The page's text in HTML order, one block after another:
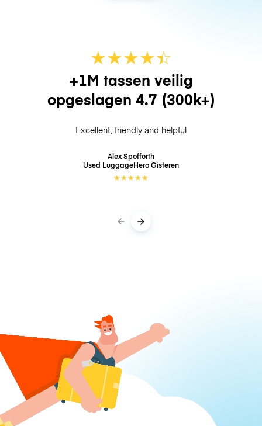
★★★★☆
★
+1M tassen veilig
opgeslagen 4.7 (300k+)
Excellent, friendly and helpful
Alex Spofforth
Used LuggageHeroGisteren
★★★★★